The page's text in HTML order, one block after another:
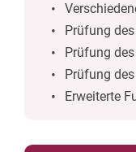
Prüfung
Prüfung
Prüfung
Erweiterte